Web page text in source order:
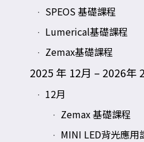
SPEOS 基礎課程
Lumerical基礎課程
Zemax基礎課程
2025 年 12月 – 2026年
12月
Zemax 基礎課程
MINI LED背光應用